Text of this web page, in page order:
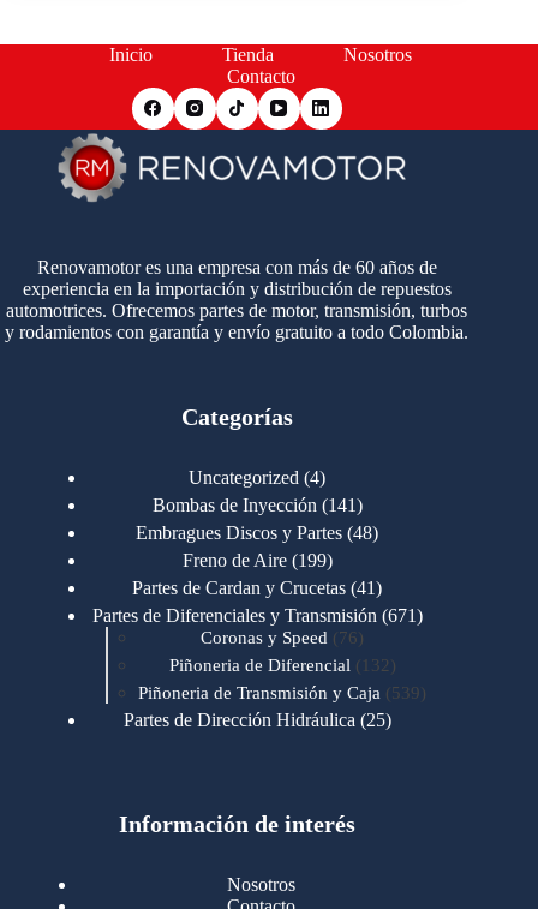
Inicio Tienda
Nosotros
Contacto
Renovamotor es una empresa con más de 60 años de
experiencia en la importación y distribución de repuestos
automotrices. Ofrecemos partes de motor, transmisión, turbos
y rodamientos con garantía y envío gratuito a todo Colombia.
Categorías
Uncategorized 44
productos
Bombas de Inyección 141141
productos
Embragues Discos y Partes 4848
Freno de Aire 199199
productos
Partes de Cardan y Crucetas 4141
productos
Partes de Diferenciales y Transmisión 671671
Coronas y Speed 7676
productos
Piñoneria de Diferencial 132 132
productos
Piñoneria de Transmisión y Caja 539539
Partes de Dirección Hidráulica 2525
Motores Cummins 723
Cummins B/C 855
Información de interés
Nosotros